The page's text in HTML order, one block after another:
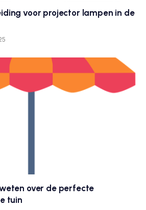
voor projector lampen in de
over de perfecte
tuin